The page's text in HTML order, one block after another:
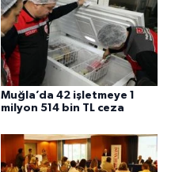
Muğla’da 42 işletmeye 1
milyon 514 bin TL ceza